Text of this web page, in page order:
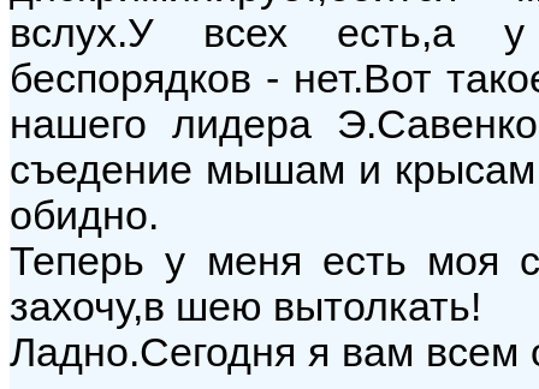
вслух.У всех есть,а у
беспорядков - нет.Вот
нашего лидера
съедение мышам и
обидно.
Теперь у меня есть моя
захочу,в шею вытолкать!
Ладно.Сегодня я вам всем